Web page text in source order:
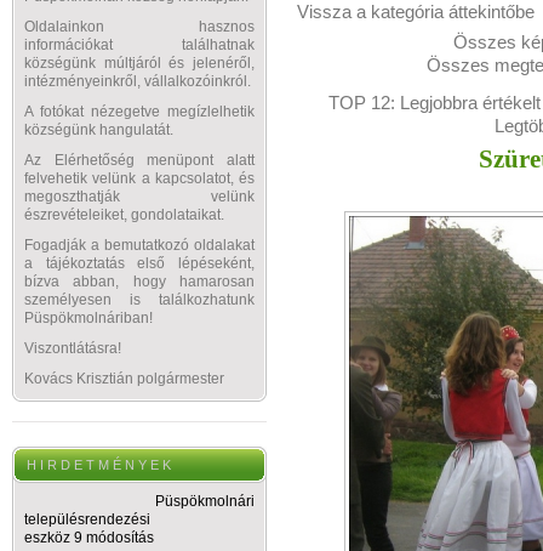
Oldalainkon hasznos
információkat találhatnak
községünk múltjáról és jelenéről,
intézményeinkről, vállalkozóinkról.
A fotókat nézegetve megízlelhetik
községünk hangulatát.
Az Elérhetőség menüpont alatt
felvehetik velünk a kapcsolatot, és
megoszthatják velünk
észrevételeiket, gondolataikat.
Fogadják a bemutatkozó oldalakat
a tájékoztatás első lépéseként,
bízva abban, hogy hamarosan
személyesen is találkozhatunk
Püspökmolnáriban!
Viszontlátásra!
Kovács Krisztián polgármester
H I R D E T M É N Y E K
Püspökmolnári
településrendezési
eszköz 9 módosítás
Vissza a kategória áttekintőbe
Összes
Összes
TOP 12: Legjobbra értékelt